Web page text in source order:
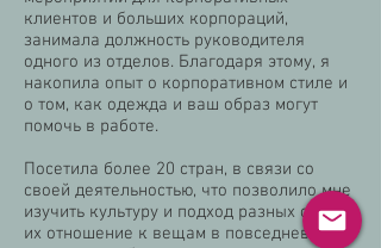
клиентов и больших корпораций,
занимала должность руководителя
одного из отделов. Благодаря этому, я
накопила опыт о корпоративном стиле и
о том, как одежда и ваш образ могут
помочь в работе.
Посетила более 20 стран, в связи со
своей деятельностью, что позволило мне
изучить культуру и подход разных стран,
их отношение к вещам в повседневной